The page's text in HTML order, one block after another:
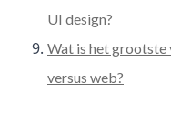
UI design?
Wat is het grootste
versus web?